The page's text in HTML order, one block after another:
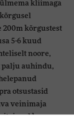
kliimaga
kõrgustest
5-6 kuud
noore,
palju auhindu,
otsustasid
veinimaja
ka